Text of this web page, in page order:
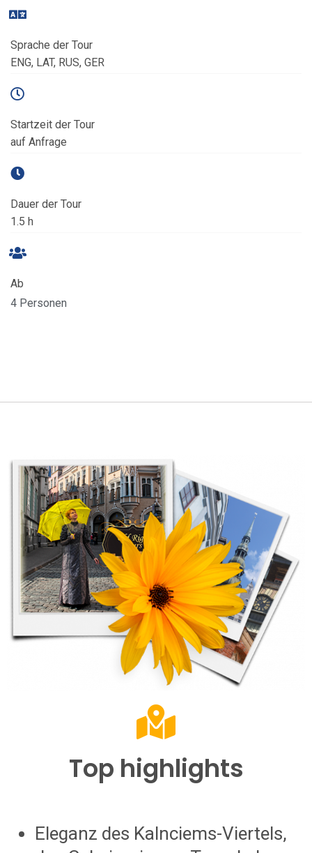
Sprache der Tour
ENG, LAT, RUS, GER
Startzeit der Tour
auf Anfrage
Dauer der Tour
1.5 h
Ab
4 Personen
Top highlights
Eleganz des Kalnciems-Viertels,